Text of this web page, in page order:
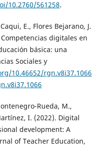
10.2760/561258.
E., Flores Bejarano, J.
Competencias digitales en
básica: una
Sociales y
10.46652/rgn.v8i37.1066
Rueda, M.,
I. (2022). Digital
development: A
of Teacher Education,